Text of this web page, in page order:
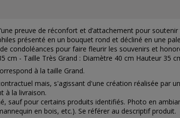
preuve de réconfort et d’attachement pour
présenté en un bouquet rond et décliné en une
condoléances pour faire fleurir les souvenirs et
cm - Taille Très Grand : Diamètre 40 cm Hauteur 35
à la taille Grand.
mais, s'agissant d'une création réalisée par
à la livraison.
sauf pour certains produits identifiés. Photo en
en bois, etc.). Se référer au descriptif produit.